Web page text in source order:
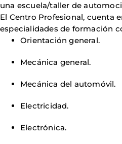
una escuela/taller de
El Centro Profesional, cuenta
especialidades de formación
Orientación general.
Mecánica general.
Mecánica del automóvil.
Electricidad.
Electrónica.